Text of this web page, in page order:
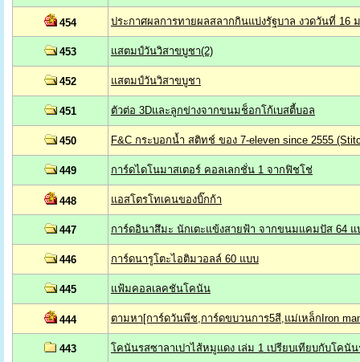
454 ประกาศผลการทายผลสลากกินแบ่งรัฐบาล งวดวันที่ 16
453 แสตมป์วันวิสาขบูชา(2)
452 แสตมป์วันวิสาขบูชา
451 ตัวต่อ 3Dและลูกข่างจากขนมช็อกโก้เบสตี้บอล
450 F&C กระบอกน้ำ สติทช์ ของ 7-eleven since 2555
449 การ์ดไดโนมาสเตอร์ คอลเลกชั่น 1 จากฟิชโช่
448 แอสโตรโทเคนของบิ๊กก้า
447 การ์ดอินาสึมะ นักเตะแข้งสายฟ้า จากขนมแคมปัส 64 แ
446 การ์ดนารูโตะไอติมวอลล์ 60 แบบ
445 แฟ้มคอลเลคชันโคนัน
444 ตามหา[การ์ดวันพีช,การ์ดขบวนการ5สี,แม่เหล็กIron
443 โคนันรสซาลาเปาไส้หมูแดง เล่ม 1 เปรียบเทียบกับโคนั